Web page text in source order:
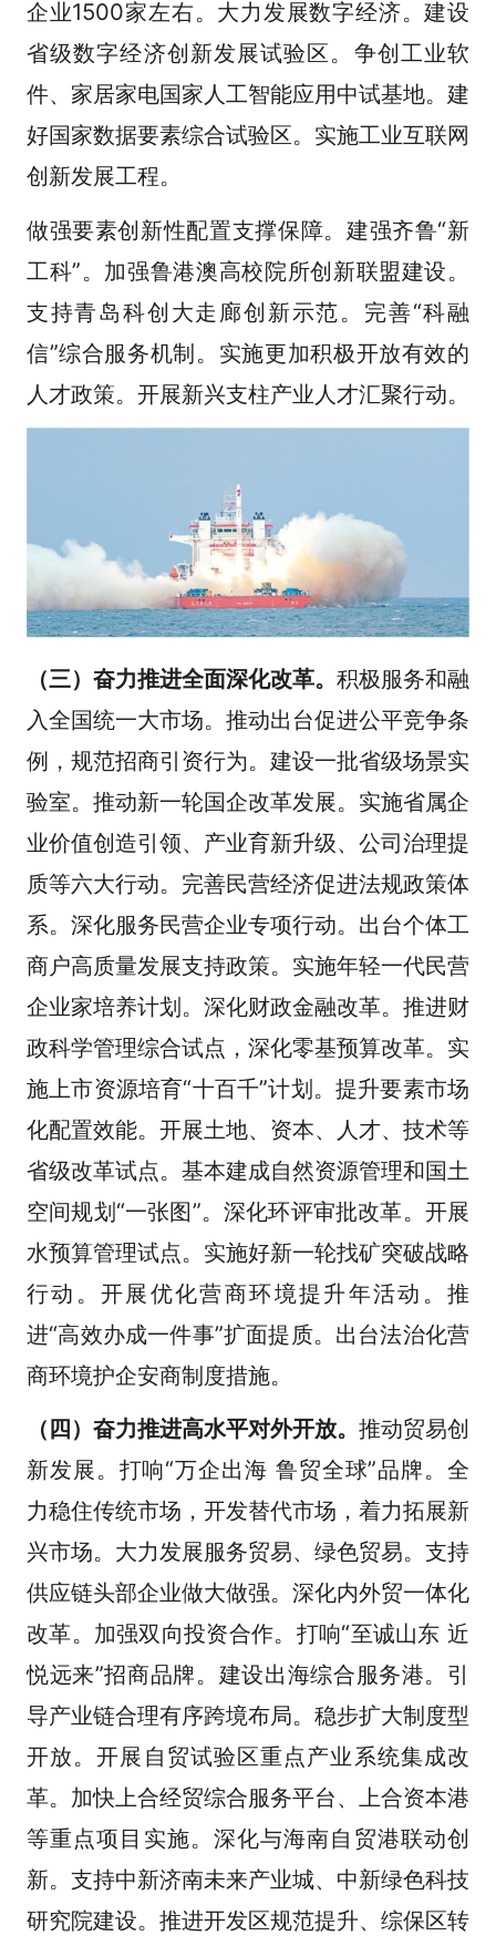
企业1500家左右。大力发展数字经济。建设
省级数字经济创新发展试验区。争创工业软
件、家居家电国家人工智能应用中试基地。建
好国家数据要素综合试验区。实施工业互联网
创新发展工程。
做强要素创新性配置支撑保障。建强齐鲁“新
工科”。加强鲁港澳高校院所创新联盟建设。
支持青岛科创大走廊创新示范。完善“科融
信”综合服务机制。实施更加积极开放有效的
人才政策。开展新兴支柱产业人才汇聚行动。
（三）奋力推进全面深化改革。积极服务和融
入全国统一大市场。推动出台促进公平竞争条
例，规范招商引资行为。建设一批省级场景实
验室。推动新一轮国企改革发展。实施省属企
业价值创造引领、产业育新升级、公司治理提
质等六大行动。完善民营经济促进法规政策体
系。深化服务民营企业专项行动。出台个体工
商户高质量发展支持政策。实施年轻一代民营
企业家培养计划。深化财政金融改革。推进财
政科学管理综合试点，深化零基预算改革。实
施上市资源培育“十百千”计划。提升要素市场
化配置效能。开展土地、资本、人才、技术等
省级改革试点。基本建成自然资源管理和国土
空间规划“一张图”。深化环评审批改革。开展
水预算管理试点。实施好新一轮找矿突破战略
行动。开展优化营商环境提升年活动。推
进“高效办成一件事”扩面提质。出台法治化营
商环境护企安商制度措施。
（四）奋力推进高水平对外开放。推动贸易创
新发展。打响“万企出海 鲁贸全球”品牌。全
力稳住传统市场，开发替代市场，着力拓展新
兴市场。大力发展服务贸易、绿色贸易。支持
供应链头部企业做大做强。深化内外贸一体化
改革。加强双向投资合作。打响“至诚山东 近
悦远来”招商品牌。建设出海综合服务港。引
导产业链合理有序跨境布局。稳步扩大制度型
开放。开展自贸试验区重点产业系统集成改
革。加快上合经贸综合服务平台、上合资本港
等重点项目实施。深化与海南自贸港联动创
新。支持中新济南未来产业城、中新绿色科技
研究院建设。推进开发区规范提升、综保区转